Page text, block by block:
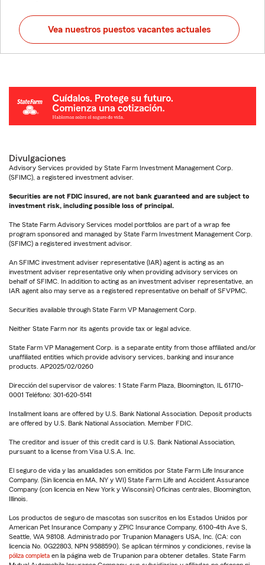
Vea nuestros puestos vacantes actuales
Divulgaciones
Advisory Services provided by State Farm Investment Management Corp.
(SFIMC), a registered investment adviser.
Securities are not FDIC insured, are not bank guaranteed and are subject to
investment risk, including possible loss of principal.
The State Farm Advisory Services model portfolios are part of a wrap fee
program sponsored and managed by State Farm Investment Management Corp.
(SFIMC) a registered investment advisor.
An SFIMC investment adviser representative (IAR) agent is acting as an
investment adviser representative only when providing advisory services on
behalf of SFIMC. In addition to acting as an investment adviser representative, an
IAR agent also may serve as a registered representative on behalf of SFVPMC.
Securities available through State Farm VP Management Corp.
Neither State Farm nor its agents provide tax or legal advice.
State Farm VP Management Corp. is a separate entity from those affiliated and/or
unaffiliated entities which provide advisory services, banking and insurance
products. AP2025/02/0260
Dirección del supervisor de valores: 1 State Farm Plaza, Bloomington, IL 61710-
0001 Teléfono: 301-620-5141
Installment loans are offered by U.S. Bank National Association. Deposit products
are offered by U.S. Bank National Association. Member FDIC.
The creditor and issuer of this credit card is U.S. Bank National Association,
pursuant to a license from Visa U.S.A. Inc.
El seguro de vida y las anualidades son emitidos por State Farm Life Insurance
Company. (Sin licencia en MA, NY y WI) State Farm Life and Accident Assurance
Company (con licencia en New York y Wisconsin) Oficinas centrales, Bloomington,
Illinois.
Los productos de seguro de mascotas son suscritos en los Estados Unidos por
American Pet Insurance Company y ZPIC Insurance Company, 6100-4th Ave S,
Seattle, WA 98108. Administrado por Trupanion Managers USA, Inc. (CA: con
licencia No. 0G22803, NPN 9588590). Se aplican términos y condiciones, revise la
póliza completa en la página web de Trupanion para obtener detalles. State Farm